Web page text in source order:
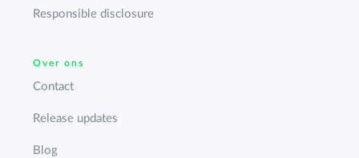
Responsible disclosure
Over ons
Contact
Release updates
Blog